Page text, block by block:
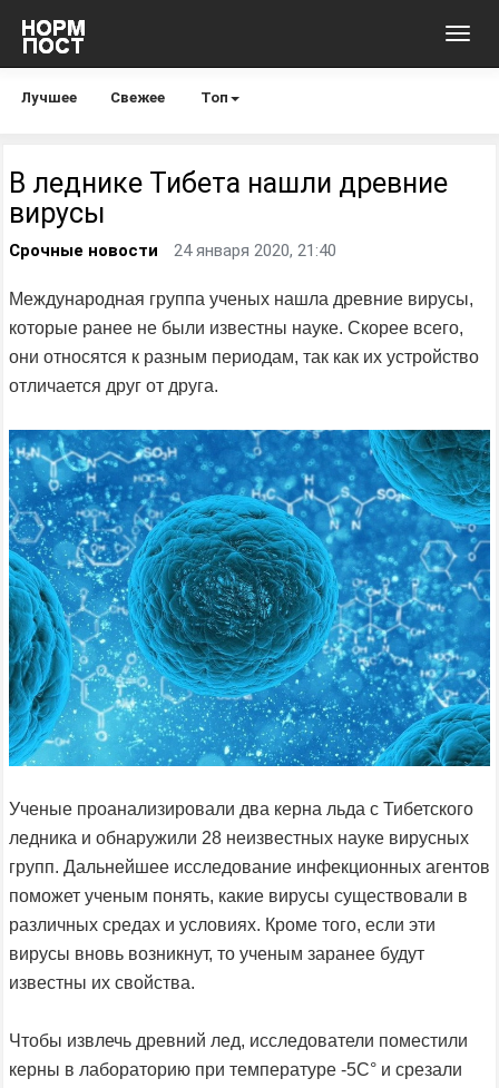
Лучшее Свежее Топ
В леднике Тибета нашли древние
вирусы
Срочные новости 24 января 2020, 21:40
Международная группа ученых нашла древние вирусы,
которые ранее не были известны науке. Скорее всего,
они относятся к разным периодам, так как их устройство
отличается друг от друга.
Ученые проанализировали два керна льда с Тибетского
ледника и обнаружили 28 неизвестных науке вирусных
групп. Дальнейшее исследование инфекционных агентов
поможет ученым понять, какие вирусы существовали в
различных средах и условиях. Кроме того, если эти
вирусы вновь возникнут, то ученым заранее будут
известны их свойства.
Чтобы извлечь древний лед, исследователи поместили
керны в лабораторию при температуре -5С° и срезали